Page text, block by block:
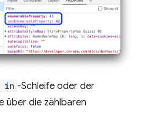
in -Schleife oder der
über die zählbaren